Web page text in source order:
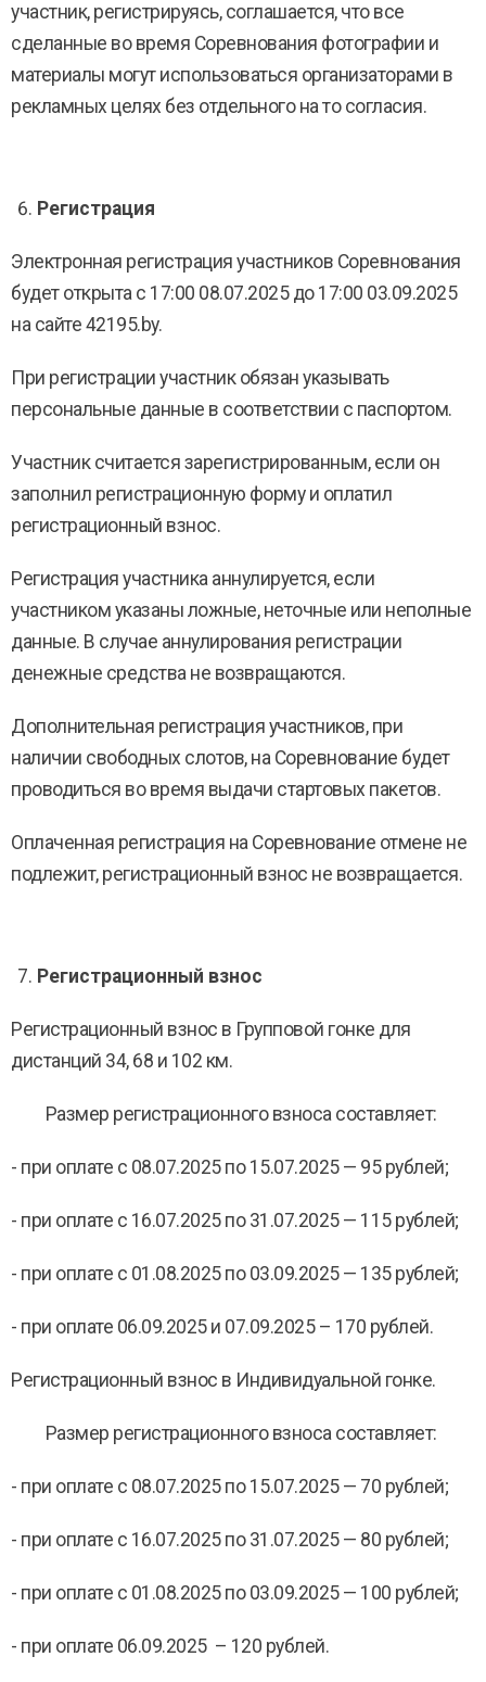
участник, регистрируясь, соглашается, что все
сделанные во время Соревнования фотографии и
материалы могут использоваться организаторами в
рекламных целях без отдельного на то согласия.
Регистрация
Электронная регистрация участников Соревнования
будет открыта с 17:00 08.07.2025 до 17:00 03.09.2025
на сайте 42195.by.
При регистрации участник обязан указывать
персональные данные в соответствии с паспортом.
Участник считается зарегистрированным, если он
заполнил регистрационную форму и оплатил
регистрационный взнос.
Регистрация участника аннулируется, если
участником указаны ложные, неточные или неполные
данные. В случае аннулирования регистрации
денежные средства не возвращаются.
Дополнительная регистрация участников, при
наличии свободных слотов, на Соревнование будет
проводиться во время выдачи стартовых пакетов.
Оплаченная регистрация на Соревнование отмене не
подлежит, регистрационный взнос не возвращается.
Регистрационный взнос
Регистрационный взнос в Групповой гонке для
дистанций 34, 68 и 102 км.
Размер регистрационного взноса составляет:
- при оплате с 08.07.2025 по 15.07.2025 — 95 рублей;
- при оплате с 16.07.2025 по 31.07.2025 — 115 рублей;
- при оплате с 01.08.2025 по 03.09.2025 — 135 рублей;
- при оплате 06.09.2025 и 07.09.2025 – 170 рублей.
Регистрационный взнос в Индивидуальной гонке.
Размер регистрационного взноса составляет:
- при оплате с 08.07.2025 по 15.07.2025 — 70 рублей;
- при оплате с 16.07.2025 по 31.07.2025 — 80 рублей;
- при оплате с 01.08.2025 по 03.09.2025 — 100 рублей;
- при оплате 06.09.2025 – 120 рублей.